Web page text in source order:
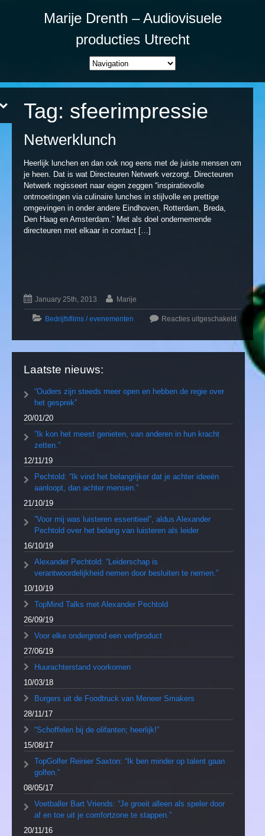
Marije Drenth – Audiovisuele
producties Utrecht
Tag: sfeerimpressie
Netwerklunch
Heerlijk lunchen en dan ook nog eens met de juiste mensen om
je heen. Dat is wat Directeuren Netwerk verzorgt. Directeuren
Netwerk regisseert naar eigen zeggen “inspiratievolle
ontmoetingen via culinaire lunches in stijlvolle en prettige
omgevingen in onder andere Eindhoven, Rotterdam, Breda,
Den Haag en Amsterdam.” Met als doel ondernemende
directeuren met elkaar in contact […]
January 25th, 2013 Marije
Bedrijfsfilms / evenementen Reacties uitgeschakeld
Laatste nieuws:
“Ouders zijn steeds meer open en hebben de regie over
het gesprek”
20/01/20
”Ik kon het meest genieten, van anderen in hun kracht
zetten.”
12/11/19
Pechtold: “Ik vind het belangrijker dat je achter ideeën
aanloopt, dan achter mensen.”
21/10/19
”Voor mij was luisteren essentieel”, aldus Alexander
Pechtold over het belang van luisteren als leider
16/10/19
Alexander Pechtold: “Leiderschap is
verantwoordelijkheid nemen door besluiten te nemen.”
10/10/19
TopMind Talks met Alexander Pechtold
26/09/19
Voor elke ondergrond een verfproduct
27/06/19
Huurachterstand voorkomen
10/03/18
Burgers uit de Foodtruck van Meneer Smakers
28/11/17
“Schoffelen bij de olifanten; heerlijk!”
15/08/17
TopGolfer Reinier Saxton: “Ik ben minder op talent gaan
golfen.”
08/05/17
Voetballer Bart Vriends: “Je groeit alleen als speler door
af en toe uit je comfortzone te stappen.”
20/11/16